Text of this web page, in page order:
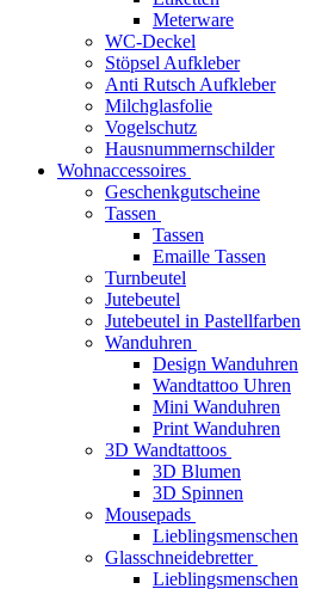
Meterware
WC-Deckel
Stöpsel Aufkleber
Anti Rutsch Aufkleber
Milchglasfolie
Vogelschutz
Hausnummernschilder
Wohnaccessoires
Geschenkgutscheine
Tassen
Tassen
Emaille Tassen
Turnbeutel
Jutebeutel
Jutebeutel in Pastellfarben
Wanduhren
Design Wanduhren
Wandtattoo Uhren
Mini Wanduhren
Print Wanduhren
3D Wandtattoos
3D Blumen
3D Spinnen
Mousepads
Lieblingsmenschen
Glasschneidebretter
Lieblingsmenschen